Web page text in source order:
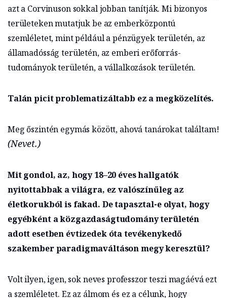
azt a Corvinuson sokkal jobban tanítják. Mi bizonyos
területeken mutatjuk be az emberközpontú
szemléletet, mint például a pénzügyek területén, az
államadósság területén, az emberi erőforrás-
tudományok területén, a vállalkozások területén.
Talán picit problematizáltabb ez a megközelítés.
Meg őszintén egymás között, ahová tanárokat találtam!
(Nevet.)
Mit gondol, az, hogy 18–20 éves hallgatók
nyitottabbak a világra, ez valószínűleg az
életkorukból is fakad. De tapasztal-e olyat, hogy
egyébként a közgazdaságtudomány területén
adott esetben évtizedek óta tevékenykedő
szakember paradigmaváltáson megy keresztül?
Volt ilyen, igen, sok neves professzor teszi magáévá ezt
a szemléletet. Ez az álmom és ez a célunk, hogy